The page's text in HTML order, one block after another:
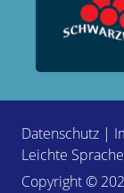
Datenschutz |
Leichte Sprache
Copyright ©